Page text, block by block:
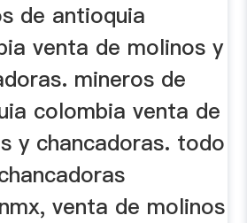
de antioquia
venta de molinos y
mineros de
colombia venta de
y chancadoras. todo
venta de molinos